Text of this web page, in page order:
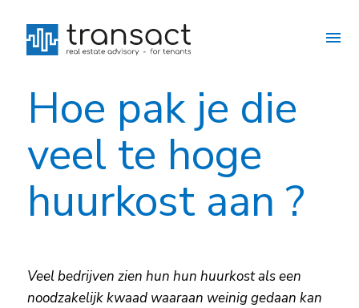
Hoe pak je die
veel te hoge
huurkost aan ?
Veel bedrijven zien hun hun huurkost als een
noodzakelijk kwaad waaraan weinig gedaan kan